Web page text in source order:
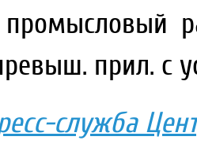
промысловый
прил. с
служба